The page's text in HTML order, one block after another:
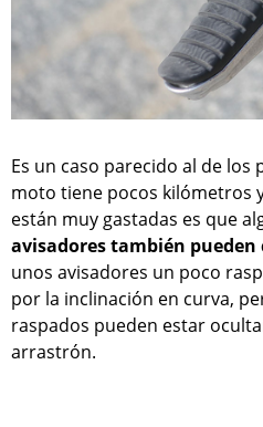
Es un caso parecido al de los
moto tiene pocos kilómetros
están muy gastadas es que
avisadores también
unos avisadores un poco
por la inclinación en curva,
raspados pueden estar
arrastrón.